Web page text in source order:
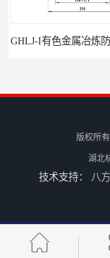
版权所
湖北
技术支持： 八